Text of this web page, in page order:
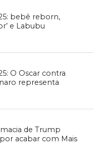
bebê reborn,
e Labubu
O Oscar contra
representa
de Trump
acabar com Mais